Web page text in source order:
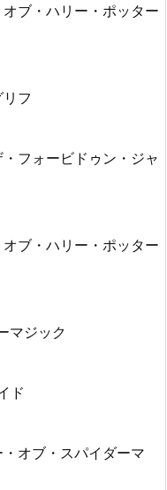
ブ・ハリー・ポッター
フ
フォービドゥン・ジャ
ブ・ハリー・ポッター
マジック
ド
オブ・スパイダーマ